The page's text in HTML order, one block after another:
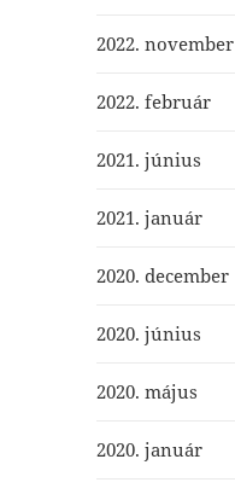
2022. november
2022. február
2021. június
2021. január
2020. december
2020. június
2020. május
2020. január